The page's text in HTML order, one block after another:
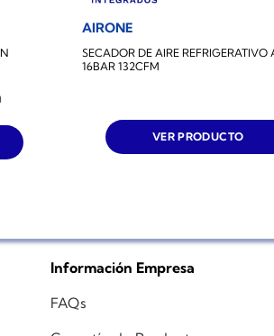
AIRONE
SECADOR DE AIRE REFRIGERATIVO
16BAR 132CFM
VER PRODUCTO
Información Empresa
FAQs